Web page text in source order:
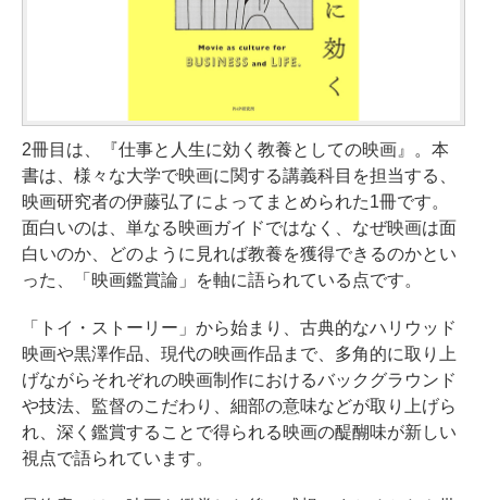
2冊目は、『仕事と人生に効く教養としての映画』。本
書は、様々な大学で映画に関する講義科目を担当する、
映画研究者の伊藤弘了によってまとめられた1冊です。
面白いのは、単なる映画ガイドではなく、なぜ映画は面
白いのか、どのように見れば教養を獲得できるのかとい
った、「映画鑑賞論」を軸に語られている点です。
「トイ・ストーリー」から始まり、古典的なハリウッド
映画や黒澤作品、現代の映画作品まで、多角的に取り上
げながらそれぞれの映画制作におけるバックグラウンド
や技法、監督のこだわり、細部の意味などが取り上げら
れ、深く鑑賞することで得られる映画の醍醐味が新しい
視点で語られています。